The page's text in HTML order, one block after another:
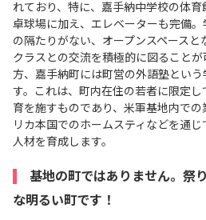
れており、特に、嘉手納中学校の体育
卓球場に加え、エレベーターも完備。
の隔たりがない、オープンスペースと
クラスとの交流を積極的に図ることが
方、嘉手納町には町営の外語塾という
す。これは、町内在住の若者に限定し
育を施すものであり、米軍基地内での
リカ本国でのホームスティなどを通
人材を育成します。
基地の町ではありません。祭
な明るい町です！